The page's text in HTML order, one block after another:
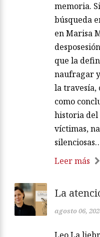
memoria.
búsqueda
en Marisa
que la
naufragar
la travesía,
como
historia del
víctimas,
Leer más
La
agosto 06,